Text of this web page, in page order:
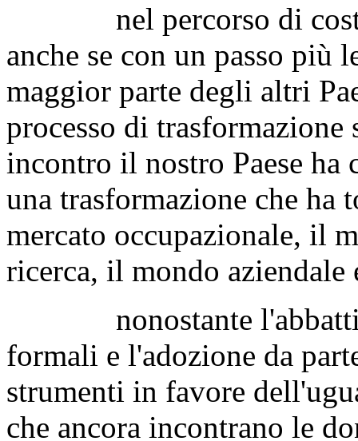
nel percorso di
anche se con un passo più
maggior parte degli altri
processo di
incontro il nostro Paese
una trasformazione che
mercato occupazionale, il
ricerca, il mondo aziendale
nonostante
formali e l'adozione da
strumenti in favore
che ancora incontrano le